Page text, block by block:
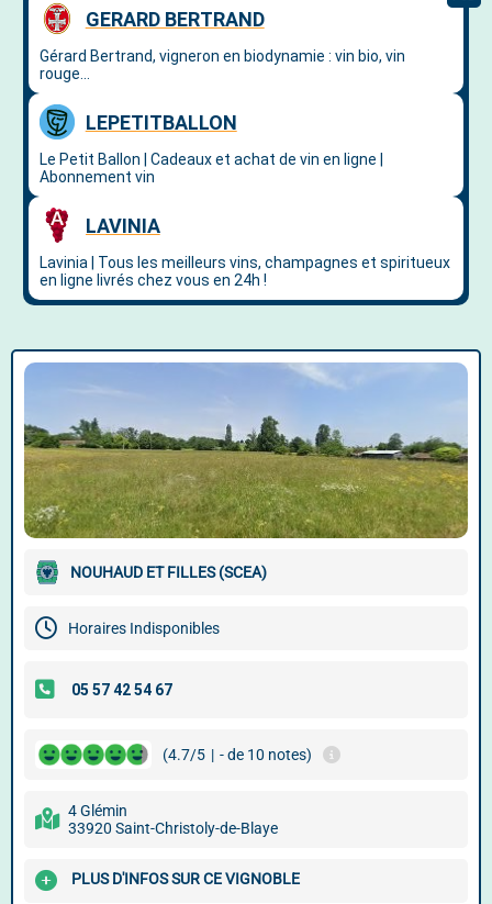
NOUHAUD ET FILLES (SCEA)
Horaires Indisponibles
(4.7/5 | - de 10 notes)
4 Glémin
33920 Saint-Christoly-de-Blaye
PLUS D'INFOS SUR CE VIGNOBLE